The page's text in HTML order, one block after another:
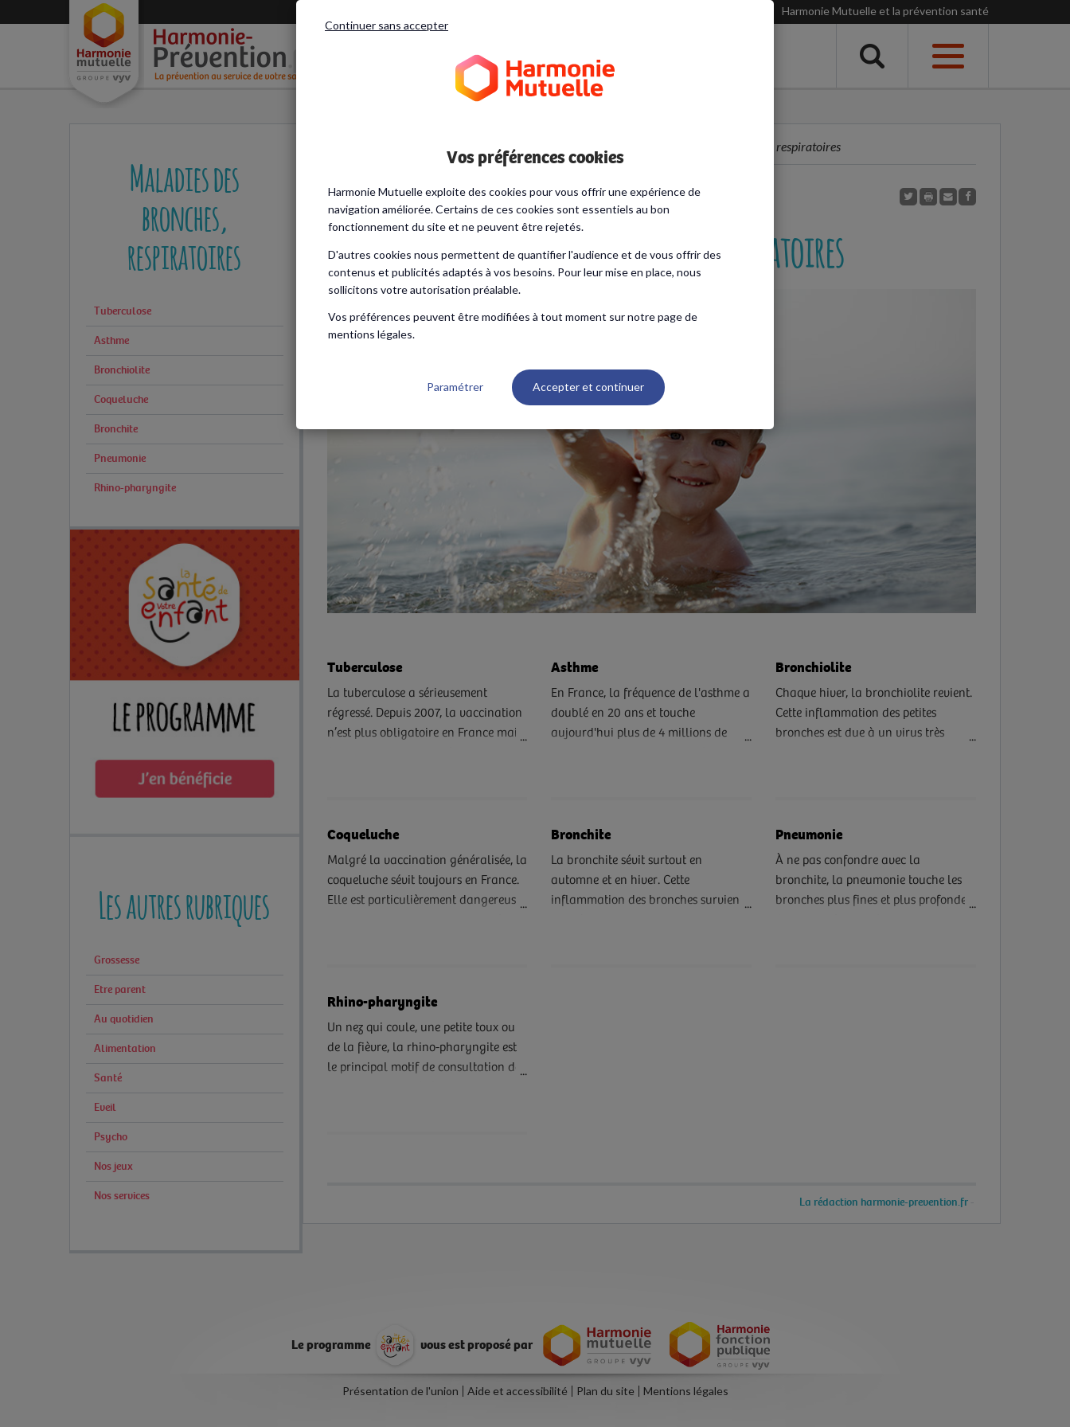
Harmonie Mutuelle et la prévention santé
Menu
Maladies des
bronches,
respiratoires
Tuberculose
Asthme
Bronchiolite
Coqueluche
Bronchite
Pneumonie
Rhino-pharyngite
Les autres rubriques
Grossesse
Etre parent
Au quotidien
Alimentation
Santé
Eveil
Psycho
Nos jeux
Nos services
Santé Maladies des bronches, respiratoires
Maladies des bronches, respiratoires
Tuberculose
La tuberculose a sérieusement
régressé. Depuis 2007, la vaccination
n’est plus obligatoire en France mais
Asthme
En France, la fréquence de l'asthme a
doublé en 20 ans et touche
aujourd'hui plus de 4 millions de
asthmatique sur deux ne serait pas
dépisté et seule la moitié des
asthmatiques connus se soigne
efficacement. Mieux comprendre son
Bronchiolite
Chaque hiver, la bronchiolite revient.
Cette inflammation des petites
bronches est due à un virus très
Coqueluche
Malgré la vaccination généralisée, la
coqueluche sévit toujours en France.
Elle est particulièrement dangereuse
Bronchite
La bronchite sévit surtout en
automne et en hiver. Cette
inflammation des bronches survient
Pneumonie
À ne pas confondre avec la
bronchite, la pneumonie touche les
bronches plus fines et plus profondes.
Rhino-pharyngite
Un nez qui coule, une petite toux ou
de la fièvre, la rhino-pharyngite est
le principal motif de consultation des
La rédaction harmonie-prevention.fr
Le programme vous est proposé par
Présentation de l'union Aide et accessibilité Plan du site Mentions légales
Vos préférences cookies
Harmonie Mutuelle exploite des cookies pour vous offrir une expérience de
navigation améliorée. Certains de ces cookies sont essentiels au bon
fonctionnement du site et ne peuvent être rejetés.
D'autres cookies nous permettent de quantifier l'audience et de vous offrir des
contenus et publicités adaptés à vos besoins. Pour leur mise en place, nous
sollicitons votre autorisation préalable.
Vos préférences peuvent être modifiées à tout moment sur notre page de
mentions légales.
Continuer sans accepter
Paramétrer Accepter et continuer